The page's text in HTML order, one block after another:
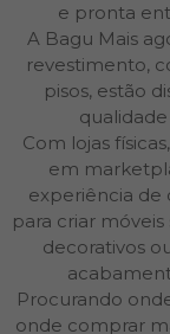
e pronta
A Bagu Mais
revestimento,
pisos, estão
Com lojas
em
experiência de
para criar
decorativos
Procurando
onde comprar